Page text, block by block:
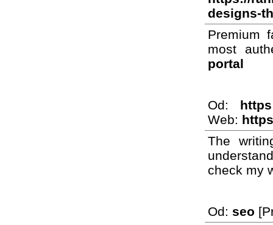
designs-
Premium
most
portal
Od:
Web:
The
check my
Od: seo